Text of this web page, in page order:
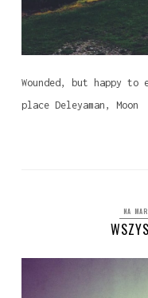
Wounded, but happy to
place Deleyaman, Moon
NA